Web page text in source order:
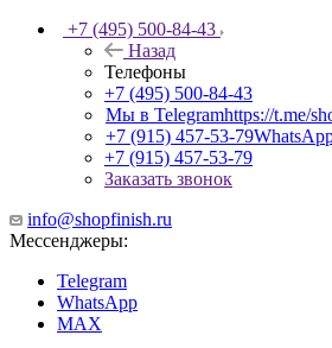
+7 (495) 500-84-43
Назад
Телефоны
+7 (495) 500-84-43
Мы в Telegramhttps://t.me/
+7 (915) 457-53-79
+7 (915) 457-53-79
Заказать звонок
info@shopfinish.ru
Мессенджеры:
Telegram
WhatsApp
MAX